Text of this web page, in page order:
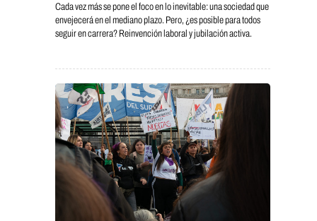
Cada vez más se pone el foco en lo inevitable: una sociedad que
envejecerá en el mediano plazo. Pero, ¿es posible para todos
seguir en carrera? Reinvención laboral y jubilación activa.